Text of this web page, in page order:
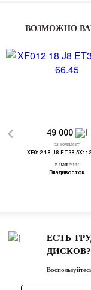
ВОЗМОЖНО
49 000
за комплект
XF012 18 J8 ET38
в наличии
Владивосток
ЕСТЬ
ДИСКОВ?